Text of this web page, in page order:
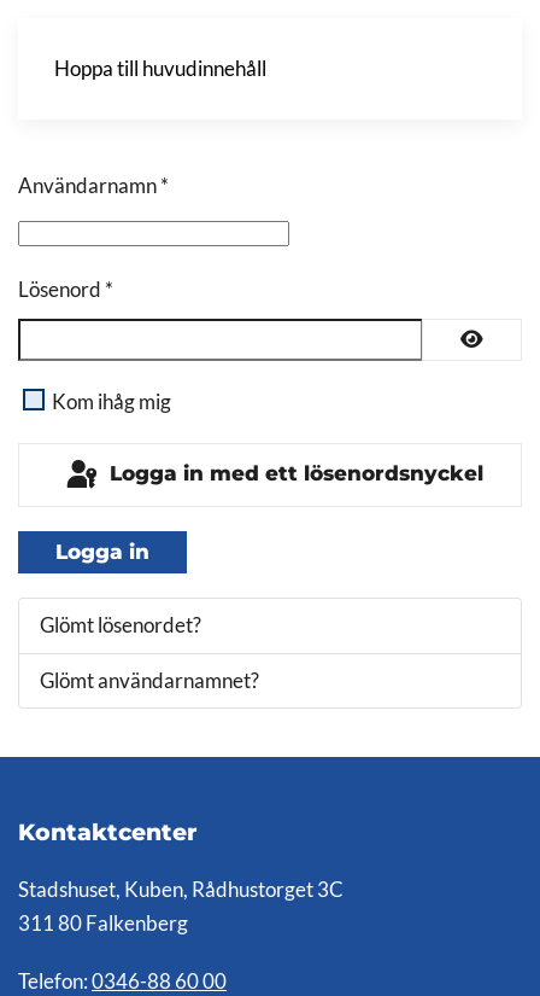
Hoppa till huvudinnehåll
Användarnamn *
Lösenord *
Kom ihåg mig
Logga in med ett lösenordsnyckel
Logga in
Glömt lösenordet?
Glömt användarnamnet?
Kontaktcenter
Stadshuset, Kuben, Rådhustorget 3C
311 80 Falkenberg
Telefon: 0346-88 60 00